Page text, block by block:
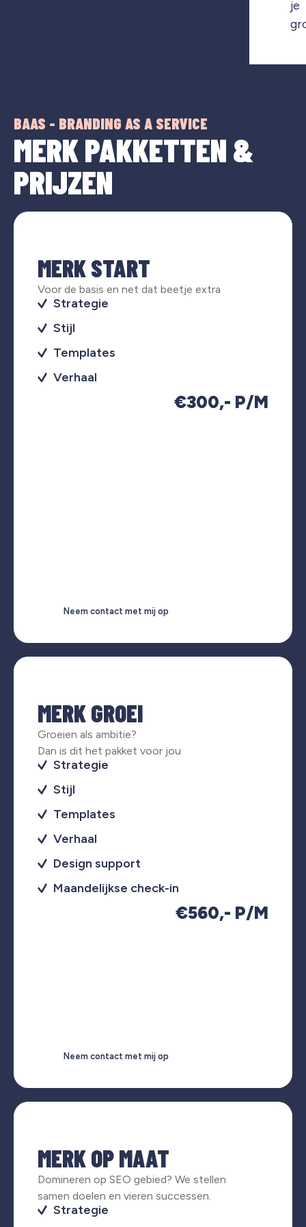
je
BAAS - BRANDING AS A SERVICE
MERK PAKKETTEN &
PRIJZEN
MERK START
Voor de basis en net dat beetje extra
Strategie
Stijl
Templates
Verhaal
€300,- P/M
Neem contact met mij op
MERK GROEI
Groeien als ambitie?
Dan is dit het pakket voor jou
Strategie
Stijl
Templates
Verhaal
Design support
Maandelijkse check-in
€560,- P/M
Neem contact met mij op
MERK OP MAAT
Domineren op SEO gebied? We stellen
samen doelen en vieren successen.
Strategie